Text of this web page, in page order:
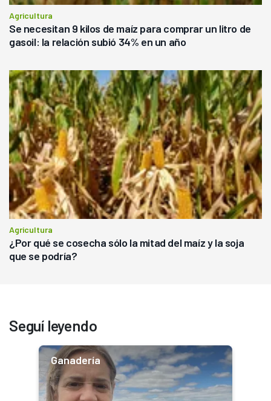
Agricultura
Se necesitan 9 kilos de maíz para comprar un litro de
gasoil: la relación subió 34% en un año
Agricultura
¿Por qué se cosecha sólo la mitad del maíz y la soja
que se podría?
Seguí leyendo
Ganadería